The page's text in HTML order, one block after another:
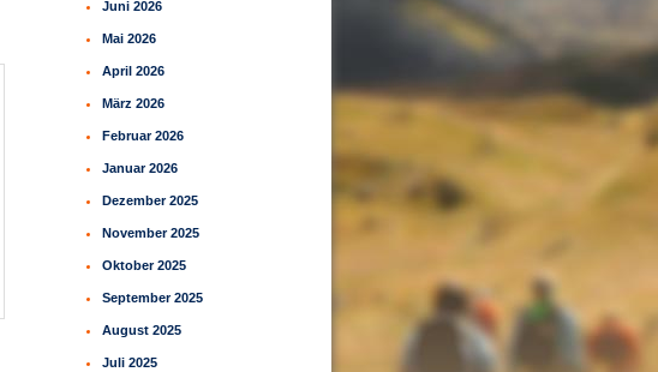
Juni 2026
Mai 2026
April 2026
März 2026
Februar 2026
Januar 2026
Dezember 2025
November 2025
Oktober 2025
September 2025
August 2025
Juli 2025